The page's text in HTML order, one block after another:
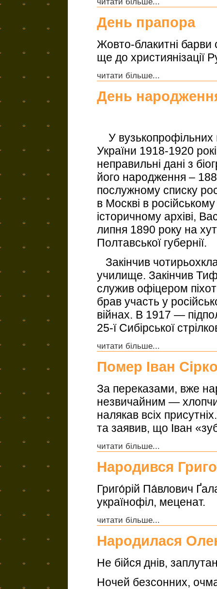
День прапора
Жовто-блакитні барви
ще до християнізації
читати більше...
День
У вузькопрофільних
України 1918-1920
неправильні дані з
його народження –
послужному списку
в Москві в
історичному архіві,
липня 1890 року на
Полтавської губернії.
Закінчив
училище. Закінчив
служив офіцером
брав участь у
війнах. В 1917 —
25-ї Сибірської
читати більше...
Помер Іван
За переказами, вже
незвичайним —
налякав всіх
та заявив, що Іван
читати більше...
Народився
Григо́рій Па́влович
українофіл, меценат.
читати більше...
Народилася
Не бійся днів,
Ночей безсонних,